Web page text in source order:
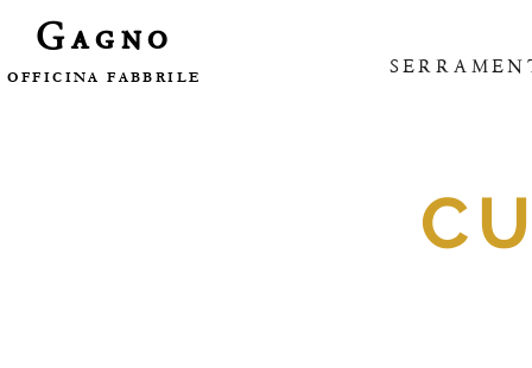
Gagno
OFFICINA FABBRILE